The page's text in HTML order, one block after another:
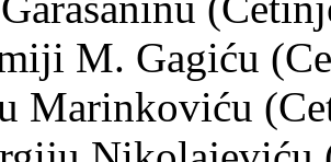
M. Gagiću
Marinkoviću